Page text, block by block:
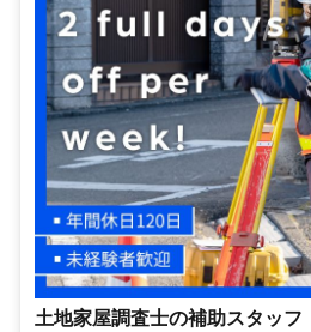
土地家屋調査士の補助スタッフ